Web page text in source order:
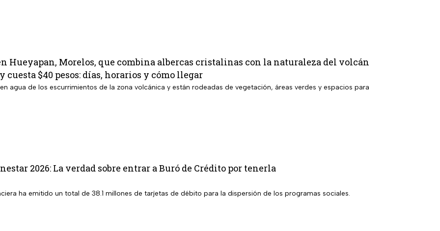
Hueyapan, Morelos, que combina albercas cristalinas con la naturaleza del volcán
cuesta $40 pesos: días, horarios y cómo llegar
agua de los escurrimientos de la zona volcánica y están rodeadas de vegetación, áreas verdes y espacios para
2026: La verdad sobre entrar a Buró de Crédito por tenerla
ha emitido un total de 38.1 millones de tarjetas de débito para la dispersión de los programas sociales.